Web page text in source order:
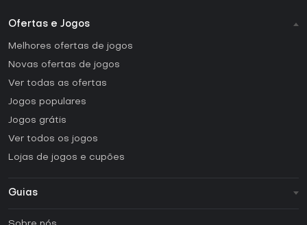
Ofertas e Jogos
Melhores ofertas de jogos
Novas ofertas de jogos
Ver todas as ofertas
Jogos populares
Jogos grátis
Ver todos os jogos
Lojas de jogos e cupões
Guias